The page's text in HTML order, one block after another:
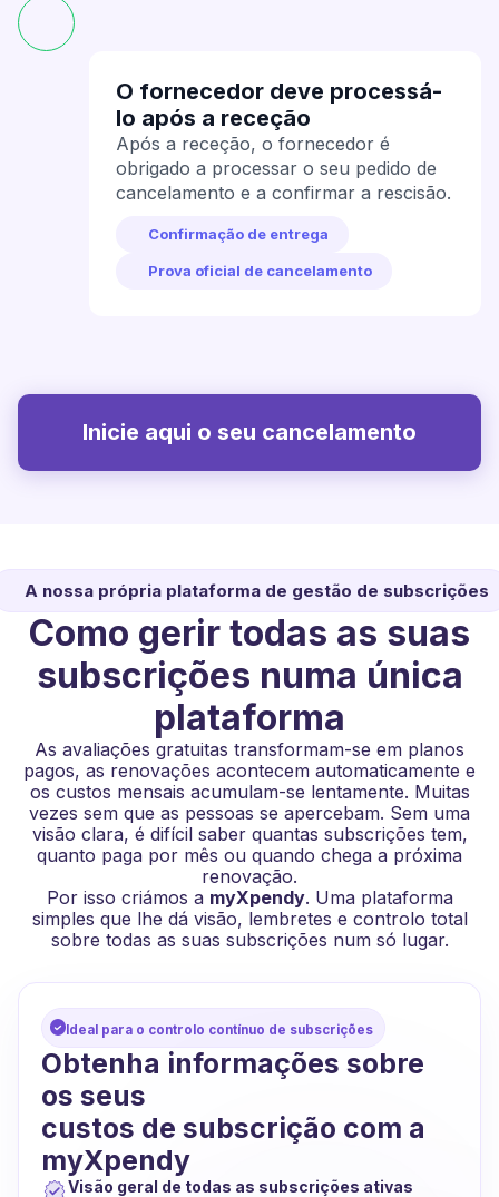
O fornecedor deve processá-
lo após a receção
Após a receção, o fornecedor é
obrigado a processar o seu pedido de
cancelamento e a confirmar a rescisão.
Confirmação de entrega
Prova oficial de cancelamento
Inicie aqui o seu cancelamento
A nossa própria plataforma de gestão de subscrições
Como gerir todas as suas
subscrições numa única
plataforma
As avaliações gratuitas transformam-se em planos
pagos, as renovações acontecem automaticamente e
os custos mensais acumulam-se lentamente. Muitas
vezes sem que as pessoas se apercebam. Sem uma
visão clara, é difícil saber quantas subscrições tem,
quanto paga por mês ou quando chega a próxima
renovação.
Por isso criámos a myXpendy. Uma plataforma
simples que lhe dá visão, lembretes e controlo total
sobre todas as suas subscrições num só lugar.
Ideal para o controlo contínuo de subscrições
Obtenha informações sobre
os seus
custos de subscrição com a
myXpendy
Visão geral de todas as subscrições ativas